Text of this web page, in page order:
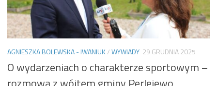
AGNIESZKA BOLEWSKA - IWANIUK/WYWIADY 29 GRUDNIA 2025
O wydarzeniach o charakterze sportowym –